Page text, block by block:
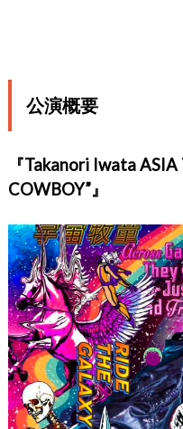
公演概要
『Takanori Iwata
COWBOY”』